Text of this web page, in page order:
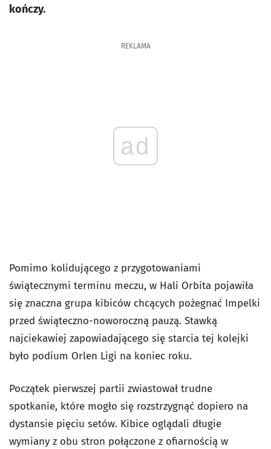
kończy.
REKLAMA
ad
Pomimo kolidującego z przygotowaniami
świątecznymi terminu meczu, w Hali Orbita pojawiła
się znaczna grupa kibiców chcących pożegnać Impelki
przed świąteczno-noworoczną pauzą. Stawką
najciekawiej zapowiadającego się starcia tej kolejki
było podium Orlen Ligi na koniec roku.
Początek pierwszej partii zwiastował trudne
spotkanie, które mogło się rozstrzygnąć dopiero na
dystansie pięciu setów. Kibice oglądali długie
wymiany z obu stron połączone z ofiarnością w